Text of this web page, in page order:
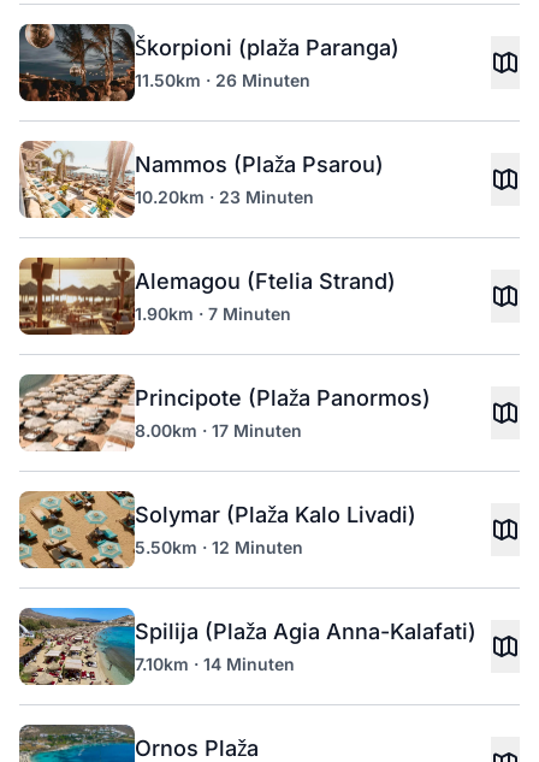
Škorpioni (plaža Paranga)
11.50km · 26 Minuten
Nammos (Plaža Psarou)
10.20km · 23 Minuten
Alemagou (Ftelia Strand)
1.90km · 7 Minuten
Principote (Plaža Panormos)
8.00km · 17 Minuten
Solymar (Plaža Kalo Livadi)
5.50km · 12 Minuten
Spilija (Plaža Agia Anna-Kalafati)
7.10km · 14 Minuten
Ornos Plaža